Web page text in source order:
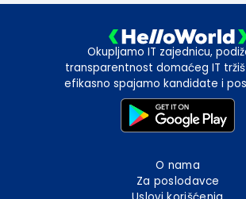
Okupljamo IT zajednicu,
transparentnost domaćeg IT
efikasno spajamo kandidate i
O nama
Za poslodavce